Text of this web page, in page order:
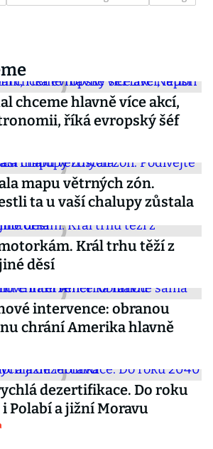
chceme hlavně více akcí,
říká evropský šéf
mapu větrných zón.
ta u vaší chalupy zůstala
Král trhu těží z
děsí
intervence: obranou
chrání Amerika hlavně
dezertifikace. Do roku
Polabí a jižní Moravu